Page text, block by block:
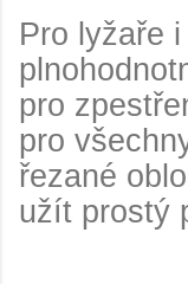
Pro lyžaře
pro
pro
řezané
užít prostý